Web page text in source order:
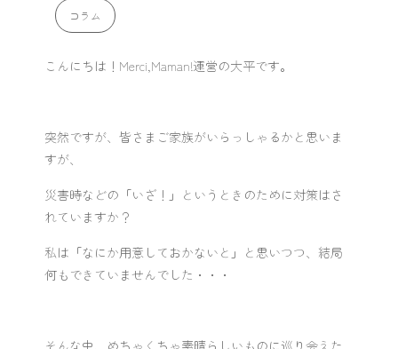
コラム
こんにちは！Merci,Maman!運営の大平です。
突然ですが、皆さまご家族がいらっしゃるかと思いま
すが、
災害時などの「いざ！」というときのために対策はさ
れていますか？
私は「なにか用意しておかないと」と思いつつ、結局
何もできていませんでした・・・
そんな中、めちゃくちゃ素晴らしいものに巡り会えた